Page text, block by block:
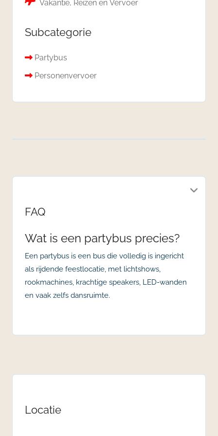
Vakantie, Reizen en Vervoer
Subcategorie
Partybus
Personenvervoer
FAQ
Wat is een partybus precies?
Een partybus is een bus die volledig is ingericht
als rijdende feestlocatie, met lichtshows,
rookmachines, krachtige speakers, LED-wanden
en vaak zelfs dansruimte.
Locatie